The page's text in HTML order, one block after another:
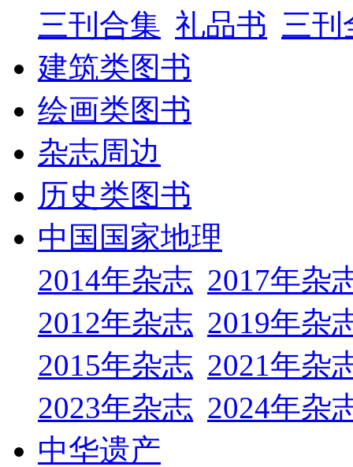
三刊合集 礼品书 三刊
建筑类图书
绘画类图书
杂志周边
历史类图书
中国国家地理
2014年杂志 2017年杂
2012年杂志 2019年杂
2015年杂志 2021年杂
2023年杂志 2024年杂
中华遗产